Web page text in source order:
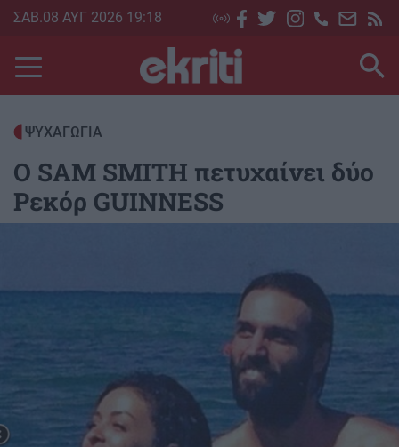
Skip
main
content
ΣΑΒ.08 ΑΥΓ 2026 19:18
ΨΥΧΑΓΩΓΙΑ
Ο SAM SMITH πετυχαίνει δύο
Ρεκόρ GUINNESS